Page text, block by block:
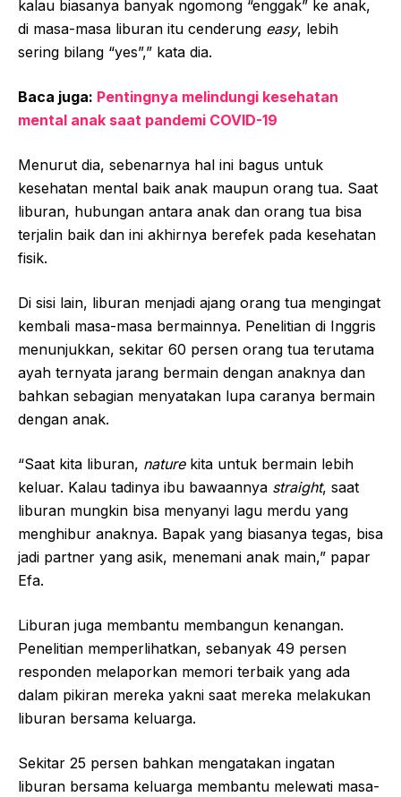
kalau biasanya banyak ngomong “enggak” ke anak,
di masa-masa liburan itu cenderung easy, lebih
sering bilang “yes”,” kata dia.
Baca juga: Pentingnya melindungi kesehatan
mental anak saat pandemi COVID-19
Menurut dia, sebenarnya hal ini bagus untuk
kesehatan mental baik anak maupun orang tua. Saat
liburan, hubungan antara anak dan orang tua bisa
terjalin baik dan ini akhirnya berefek pada kesehatan
fisik.
Di sisi lain, liburan menjadi ajang orang tua mengingat
kembali masa-masa bermainnya. Penelitian di Inggris
menunjukkan, sekitar 60 persen orang tua terutama
ayah ternyata jarang bermain dengan anaknya dan
bahkan sebagian menyatakan lupa caranya bermain
dengan anak.
“Saat kita liburan, nature kita untuk bermain lebih
keluar. Kalau tadinya ibu bawaannya straight, saat
liburan mungkin bisa menyanyi lagu merdu yang
menghibur anaknya. Bapak yang biasanya tegas, bisa
jadi partner yang asik, menemani anak main,” papar
Efa.
Liburan juga membantu membangun kenangan.
Penelitian memperlihatkan, sebanyak 49 persen
responden melaporkan memori terbaik yang ada
dalam pikiran mereka yakni saat mereka melakukan
liburan bersama keluarga.
Sekitar 25 persen bahkan mengatakan ingatan
liburan bersama keluarga membantu melewati masa-